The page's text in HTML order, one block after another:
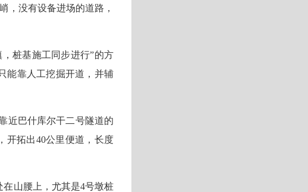
，没有设备进场的道路，
桩基施工同步进行”的方
能靠人工挖掘开道，并辅
近巴什库尔干二号隧道的
开拓出40公里便道，长度
山腰上，尤其是4号墩桩